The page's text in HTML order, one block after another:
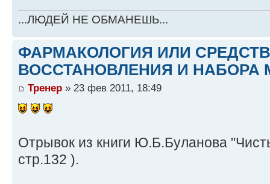
...ЛЮДЕЙ НЕ ОБМАНЕШЬ...
ФАРМАКОЛОГИЯ ИЛИ
ВОССТАНОВЛЕНИЯ И НАБОРА
Тренер » 23 фев 2011, 18:49
Отрывок из книги Ю.Б.Буланова
стр.132 ).